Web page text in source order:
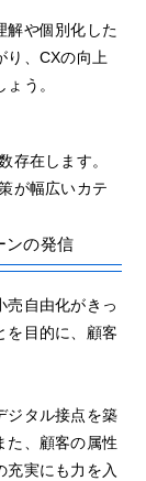
解や個別化した
り、CXの向上
う。
存在します。
が幅広いカテ
ンの発信
売自由化がきっ
を目的に、顧客
ジタル接点を築
た、顧客の属性
充実にも力を入